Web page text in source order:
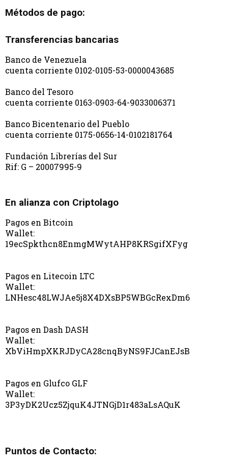
Métodos de pago:
Transferencias bancarias
Banco de Venezuela
cuenta corriente 0102-0105-53-0000043685
Banco del Tesoro
cuenta corriente 0163-0903-64-9033006371
Banco Bicentenario del Pueblo
cuenta corriente 0175-0656-14-0102181764
Fundación Librerías del Sur
Rif: G – 20007995-9
En alianza con Criptolago
Pagos en Bitcoin
Wallet:
19ecSpkthcn8EnmgMWytAHP8KRSgifXFyg
Pagos en Litecoin LTC
Wallet:
LNHesc48LWJAe5j8X4DXsBP5WBGcRexDm6
Pagos en Dash DASH
Wallet:
XbViHmpXKRJDyCA28cnqByNS9FJCanEJsB
Pagos en Glufco GLF
Wallet:
3P3yDK2Ucz5ZjquK4JTNGjD1r483aLsAQuK
Puntos de Contacto: